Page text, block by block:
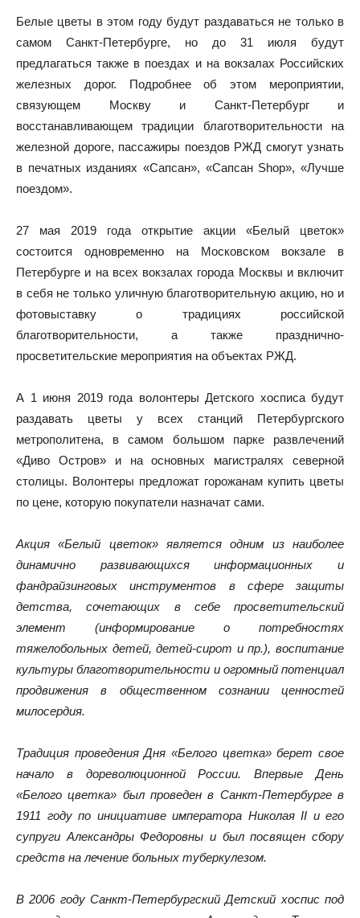
Белые цветы в этом году будут раздаваться не только в
самом Санкт-Петербурге, но до 31 июля будут
предлагаться также в поездах и на вокзалах Российских
железных дорог. Подробнее об этом мероприятии,
связующем Москву и Санкт-Петербург и
восстанавливающем традиции благотворительности на
железной дороге, пассажиры поездов РЖД смогут узнать
в печатных изданиях «Сапсан», «Сапсан Shop», «Лучше
поездом».
27 мая 2019 года открытие акции «Белый цветок»
состоится одновременно на Московском вокзале в
Петербурге и на всех вокзалах города Москвы и включит
в себя не только уличную благотворительную акцию, но и
фотовыставку о традициях российской
благотворительности, а также празднично-
просветительские мероприятия на объектах РЖД.
А 1 июня 2019 года волонтеры Детского хосписа будут
раздавать цветы у всех станций Петербургского
метрополитена, в самом большом парке развлечений
«Диво Остров» и на основных магистралях северной
столицы. Волонтеры предложат горожанам купить цветы
по цене, которую покупатели назначат сами.
Акция «Белый цветок» является одним из наиболее
динамично развивающихся информационных и
фандрайзинговых инструментов в сфере защиты
детства, сочетающих в себе просветительский
элемент (информирование о потребностях
тяжелобольных детей, детей-сирот и пр.), воспитание
культуры благотворительности и огромный потенциал
продвижения в общественном сознании ценностей
милосердия.
Традиция проведения Дня «Белого цветка» берет свое
начало в дореволюционной России. Впервые День
«Белого цветка» был проведен в Санкт-Петербурге в
1911 году по инициативе императора Николая II и его
супруги Александры Федоровны и был посвящен сбору
средств на лечение больных туберкулезом.
В 2006 году Санкт-Петербургский Детский хоспис под